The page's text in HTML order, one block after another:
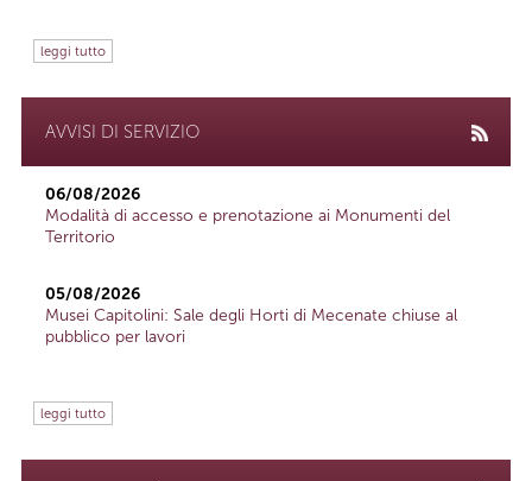
leggi tutto
AVVISI DI SERVIZIO
06/08/2026
Modalità di accesso e prenotazione ai Monumenti del
Territorio
05/08/2026
Musei Capitolini: Sale degli Horti di Mecenate chiuse al
pubblico per lavori
leggi tutto